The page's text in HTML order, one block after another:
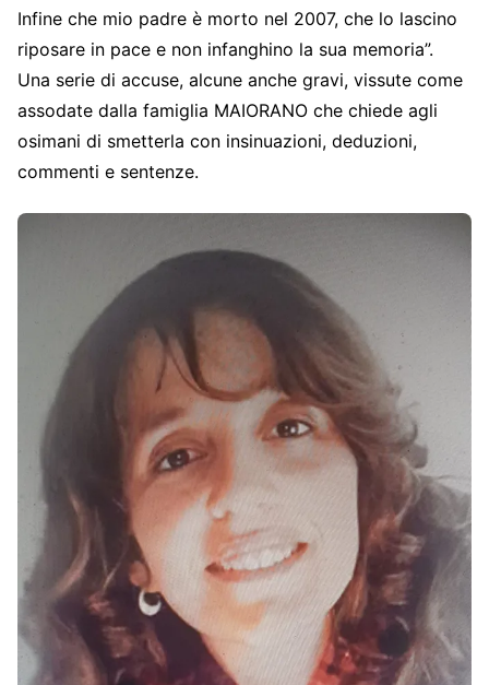
Infine che mio padre è morto nel 2007, che lo lascino
riposare in pace e non infanghino la sua memoria”.
Una serie di accuse, alcune anche gravi, vissute come
assodate dalla famiglia MAIORANO che chiede agli
osimani di smetterla con insinuazioni, deduzioni,
commenti e sentenze.